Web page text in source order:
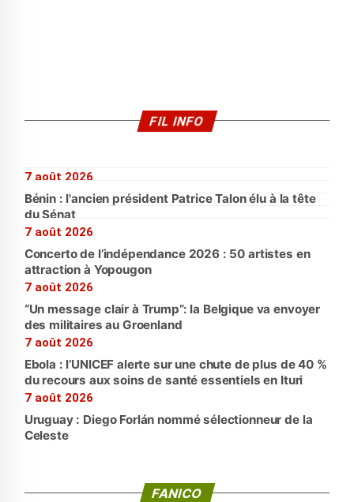
FIL INFO
7 août 2026
Bénin : l'ancien président Patrice Talon élu à la tête
du Sénat
7 août 2026
Concerto de l’indépendance 2026 : 50 artistes en
attraction à Yopougon
7 août 2026
“Un message clair à Trump”: la Belgique va envoyer
des militaires au Groenland
7 août 2026
Ebola : l’UNICEF alerte sur une chute de plus de 40 %
du recours aux soins de santé essentiels en Ituri
7 août 2026
Uruguay : Diego Forlán nommé sélectionneur de la
Celeste
FANICO